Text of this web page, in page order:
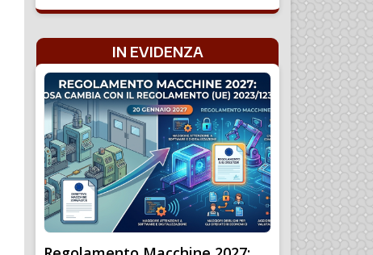
IN EVIDENZA